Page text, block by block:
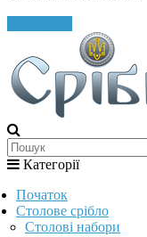
Категорії
Початок
Столове срібло
Столові набори